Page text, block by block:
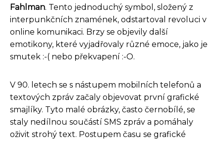
Fahlman. Tento jednoduchý symbol, složený z
interpunkčních znamének, odstartoval revoluci v
online komunikaci. Brzy se objevily další
emotikony, které vyjadřovaly různé emoce, jako je
smutek :-( nebo překvapení :-O.
V 90. letech se s nástupem mobilních telefonů a
textových zpráv začaly objevovat první grafické
smajlíky. Tyto malé obrázky, často černobílé, se
staly nedílnou součástí SMS zpráv a pomáhaly
oživit strohý text. Postupem času se grafické